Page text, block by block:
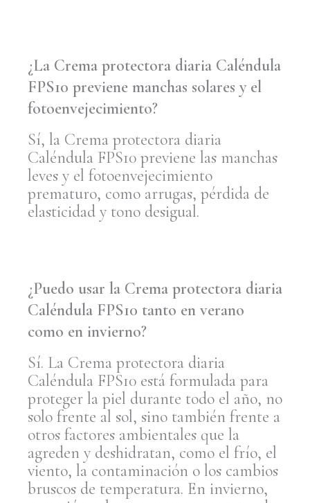
¿La Crema protectora diaria Caléndula
FPS10 previene manchas solares y el
fotoenvejecimiento?
Sí, la Crema protectora diaria
Caléndula FPS10 previene las manchas
leves y el fotoenvejecimiento
prematuro, como arrugas, pérdida de
elasticidad y tono desigual.
¿Puedo usar la Crema protectora diaria
Caléndula FPS10 tanto en verano
como en invierno?
Sí. La Crema protectora diaria
Caléndula FPS10 está formulada para
proteger la piel durante todo el año, no
solo frente al sol, sino también frente a
otros factores ambientales que la
agreden y deshidratan, como el frío, el
viento, la contaminación o los cambios
bruscos de temperatura. En invierno,